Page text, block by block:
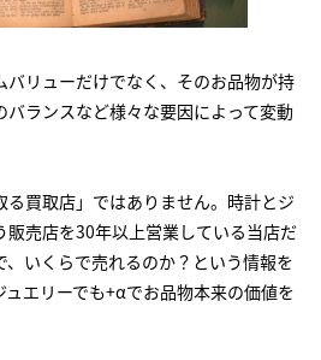
バリューだけでなく、そのお品物が持
ランスなど様々な要因によって変動
買取店」ではありません。時計とジ
販売店を30年以上営業している当店だ
いくらで売れるのか？という情報を
エリーでも+αでお品物本来の価値を